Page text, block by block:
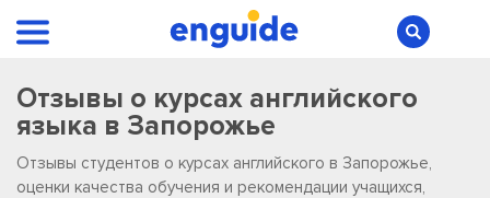
Отзывы о курсах английского
языка в Запорожье
Отзывы студентов о курсах английского в Запорожье,
оценки качества обучения и рекомендации учащихся,